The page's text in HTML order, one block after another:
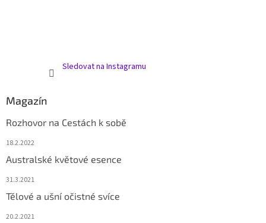
Sledovat na Instagramu
Magazín
Rozhovor na Cestách k sobě
18.2.2022
Australské květové esence
31.3.2021
Tělové a ušní očistné svíce
20.2.2021